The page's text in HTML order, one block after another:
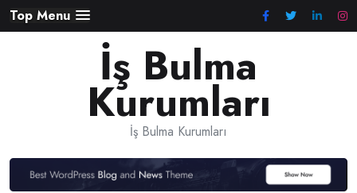
Skip
to
Top Menu
İş Bulma
Kurumları
İş Bulma Kurumları